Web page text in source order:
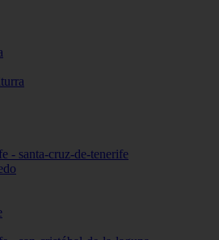
- santa-cruz-de-tenerife